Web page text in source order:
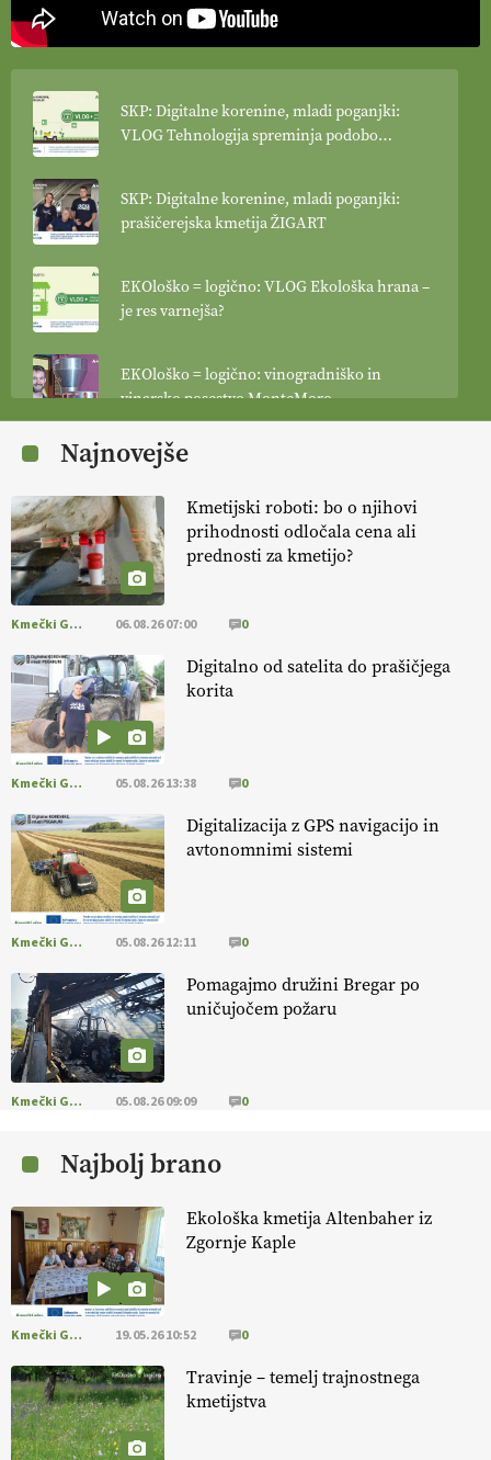
SKP: Digitalne korenine, mladi poganjki:
VLOG Tehnologija spreminja podobo
SKP: Digitalne korenine, mladi poganjki:
prašičerejska kmetija ŽIGART
EKOloško = logično: VLOG Ekološka hrana –
je res varnejša?
EKOloško = logično: vinogradniško in
vinarsko posestvo MonteMoro
EKOloško = logično: ekološka kmetija
EKOloško = logično: ekološka kmetija
HOMAR
EKOloško = logično: VLOG Ekološko
kmetijstvo brez škropljenja?
EKOloško = logično: ekološka kmetija
ALTENBAHER
EKOloško = logično: ekološko oljarstvo
MORGAN
EKOloško = logično: ekološka kmetija
FREŠER
KMETIJSKA LIGA PRVAKOV: POMLADITEV
KMETIJSKE EKIPE
KMETIJSKA LIGA PRVAKOV: UKRAJINA vs.
EVROPA
EKOloško = logično: ekološka kmetija
EKOloško = logično: VLOG Okus je
pomembnejši od izgleda
EKOloško = logično: ekološka kmetija PR'
RAKARI
Najnovejše
Kmetijski roboti: bo o njihovi
prihodnosti odločala cena ali
prednosti za kmetijo?
Kmečki Glas 06.08.26 07:00 0
Digitalno od satelita do prašičjega
korita
Kmečki Glas 05.08.26 13:38 0
Digitalizacija z GPS navigacijo in
avtonomnimi sistemi
Kmečki Glas 05.08.26 12:11 0
Pomagajmo družini Bregar po
uničujočem požaru
Kmečki Glas 05.08.26 09:09 0
Najbolj brano
Ekološka kmetija Altenbaher iz
Zgornje Kaple
Kmečki Glas 19.05.26 10:52 0
Travinje – temelj trajnostnega
kmetijstva